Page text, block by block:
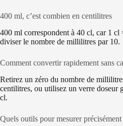
400 ml, c’est combien en centilitres
400 ml correspondent à 40 cl, car 1
diviser le nombre de millilitres par 10.
Comment convertir rapidement sans
Retirez un zéro du nombre de
centilitres, ou utilisez un verre doseur
cl.
Quels outils pour mesurer